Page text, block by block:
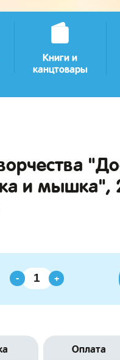
Книги и
канцтовары
и мышка",
- +
Оплата